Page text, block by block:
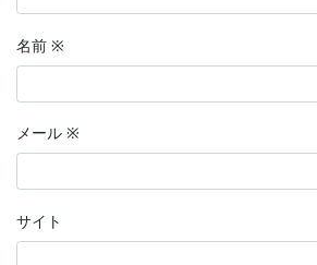
名前 ※
メール ※
サイト